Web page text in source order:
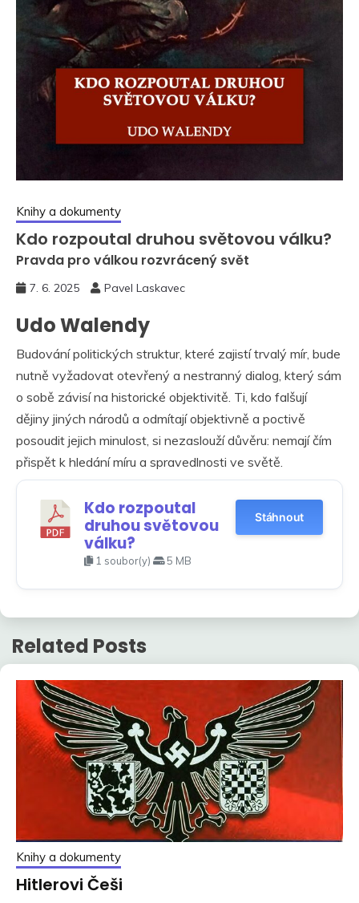
Knihy a dokumenty
Kdo rozpoutal druhou světovou válku?
Pravda pro válkou rozvrácený svět
7. 6. 2025 Pavel Laskavec
Udo Walendy
Budování politických struktur, které zajistí trvalý mír, bude
nutně vyžadovat otevřený a nestranný dialog, který sám
o sobě závisí na historické objektivitě. Ti, kdo falšují
dějiny jiných národů a odmítají objektivně a poctivě
posoudit jejich minulost, si nezaslouží důvěru: nemají čím
přispět k hledání míru a spravedlnosti ve světě.
Kdo rozpoutal
druhou světovou
válku?
1 soubor(y) 5 MB
Stáhnout
Related Posts
Knihy a dokumenty
Hitlerovi Češi